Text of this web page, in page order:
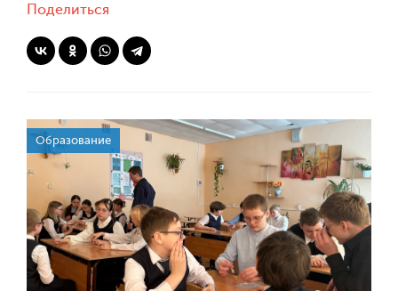
Поделиться
Образование